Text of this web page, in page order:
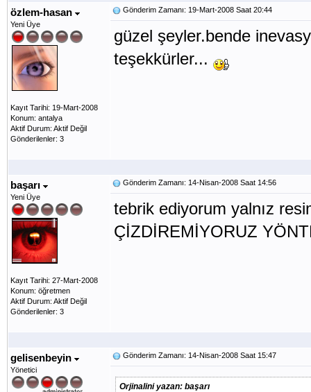
özlem-hasan
Yeni Üye
Kayıt Tarihi: 19-Mart-2008
Konum: antalya
Aktif Durum: Aktif Değil
Gönderilenler: 3
Gönderim Zamanı: 19-Mart-2008 Saat 20:44
güzel şeyler.bende
teşekkürler...
başarı
Yeni Üye
Kayıt Tarihi: 27-Mart-2008
Konum: öğretmen
Aktif Durum: Aktif Değil
Gönderilenler: 3
Gönderim Zamanı: 14-Nisan-2008 Saat 14:56
tebrik ediyorum yalnız
ÇİZDİREMİYORUZ
gelisenbeyin
Yönetici
Gönderim Zamanı: 14-Nisan-2008 Saat 15:47
Orjinalini yazan: başarı